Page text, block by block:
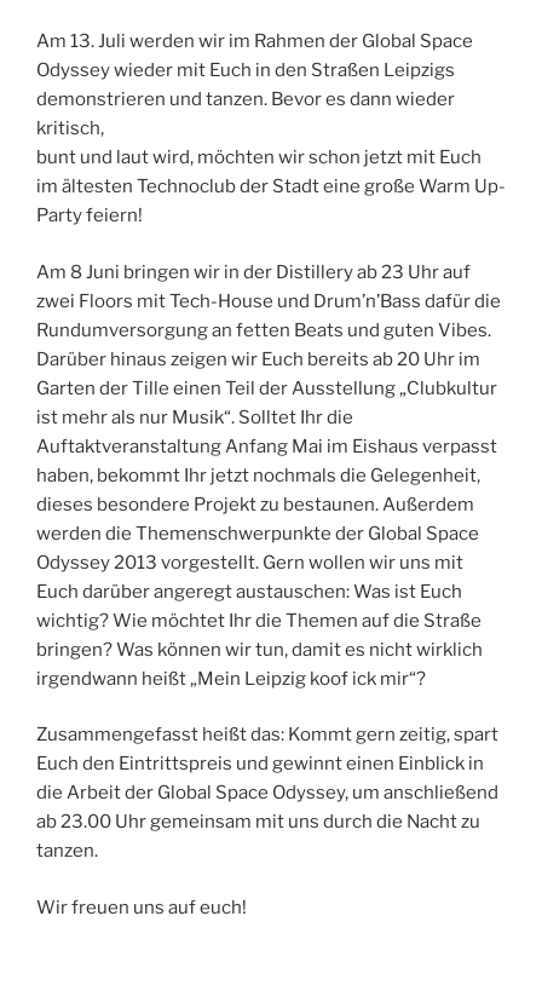
Am 13. Juli werden wir im Rahmen der Global Space
Odyssey wieder mit Euch in den Straßen Leipzigs
demonstrieren und tanzen. Bevor es dann wieder
kritisch,
bunt und laut wird, möchten wir schon jetzt mit Euch
im ältesten Technoclub der Stadt eine große Warm Up-
Party feiern!
Am 8 Juni bringen wir in der Distillery ab 23 Uhr auf
zwei Floors mit Tech-House und Drum’n’Bass dafür die
Rundumversorgung an fetten Beats und guten Vibes.
Darüber hinaus zeigen wir Euch bereits ab 20 Uhr im
Garten der Tille einen Teil der Ausstellung „Clubkultur
ist mehr als nur Musik“. Solltet Ihr die
Auftaktveranstaltung Anfang Mai im Eishaus verpasst
haben, bekommt Ihr jetzt nochmals die Gelegenheit,
dieses besondere Projekt zu bestaunen. Außerdem
werden die Themenschwerpunkte der Global Space
Odyssey 2013 vorgestellt. Gern wollen wir uns mit
Euch darüber angeregt austauschen: Was ist Euch
wichtig? Wie möchtet Ihr die Themen auf die Straße
bringen? Was können wir tun, damit es nicht wirklich
irgendwann heißt „Mein Leipzig koof ick mir“?
Zusammengefasst heißt das: Kommt gern zeitig, spart
Euch den Eintrittspreis und gewinnt einen Einblick in
die Arbeit der Global Space Odyssey, um anschließend
ab 23.00 Uhr gemeinsam mit uns durch die Nacht zu
tanzen.
Wir freuen uns auf euch!